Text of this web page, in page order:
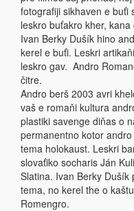
fotografiji sikhaven e buťi
leskro buťakro kher,
Ivan Berky Dušík hino
kerel e buťi. Leskri
leskro gav. Andro
čitre.
Andro berš 2003 avri
vaš e romaňi kultura
plastiki savenge diňas o
permanentno kotor
tema holokaust. Leskri
slovaťiko socharis Ján
Slatina. Ivan Berky
tema, no kerel the o
Romengro.